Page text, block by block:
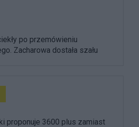
po przemówieniu
Zacharowa dostała szału
proponuje 3600 plus zamiast